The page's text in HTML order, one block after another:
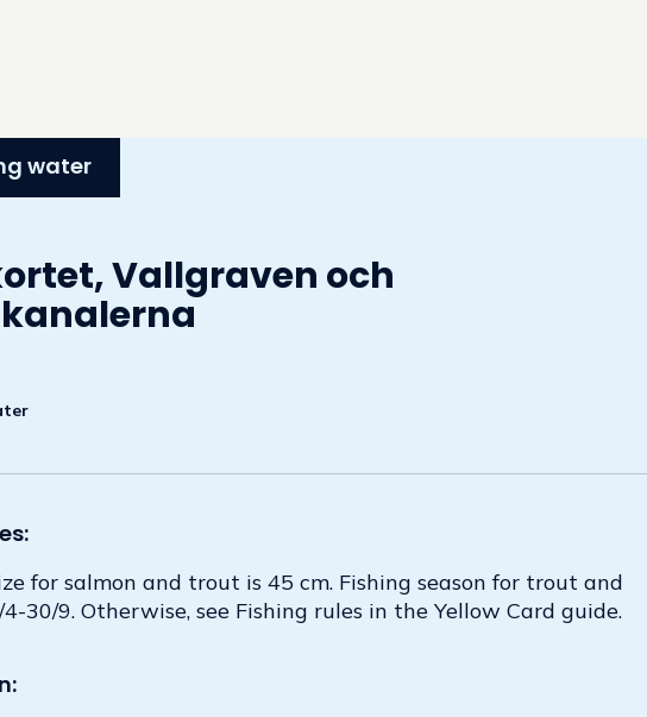
water
Vallgraven och
for salmon and trout is 45 cm. Fishing season for trout and
30/9. Otherwise, see Fishing rules in the Yellow Card guide.